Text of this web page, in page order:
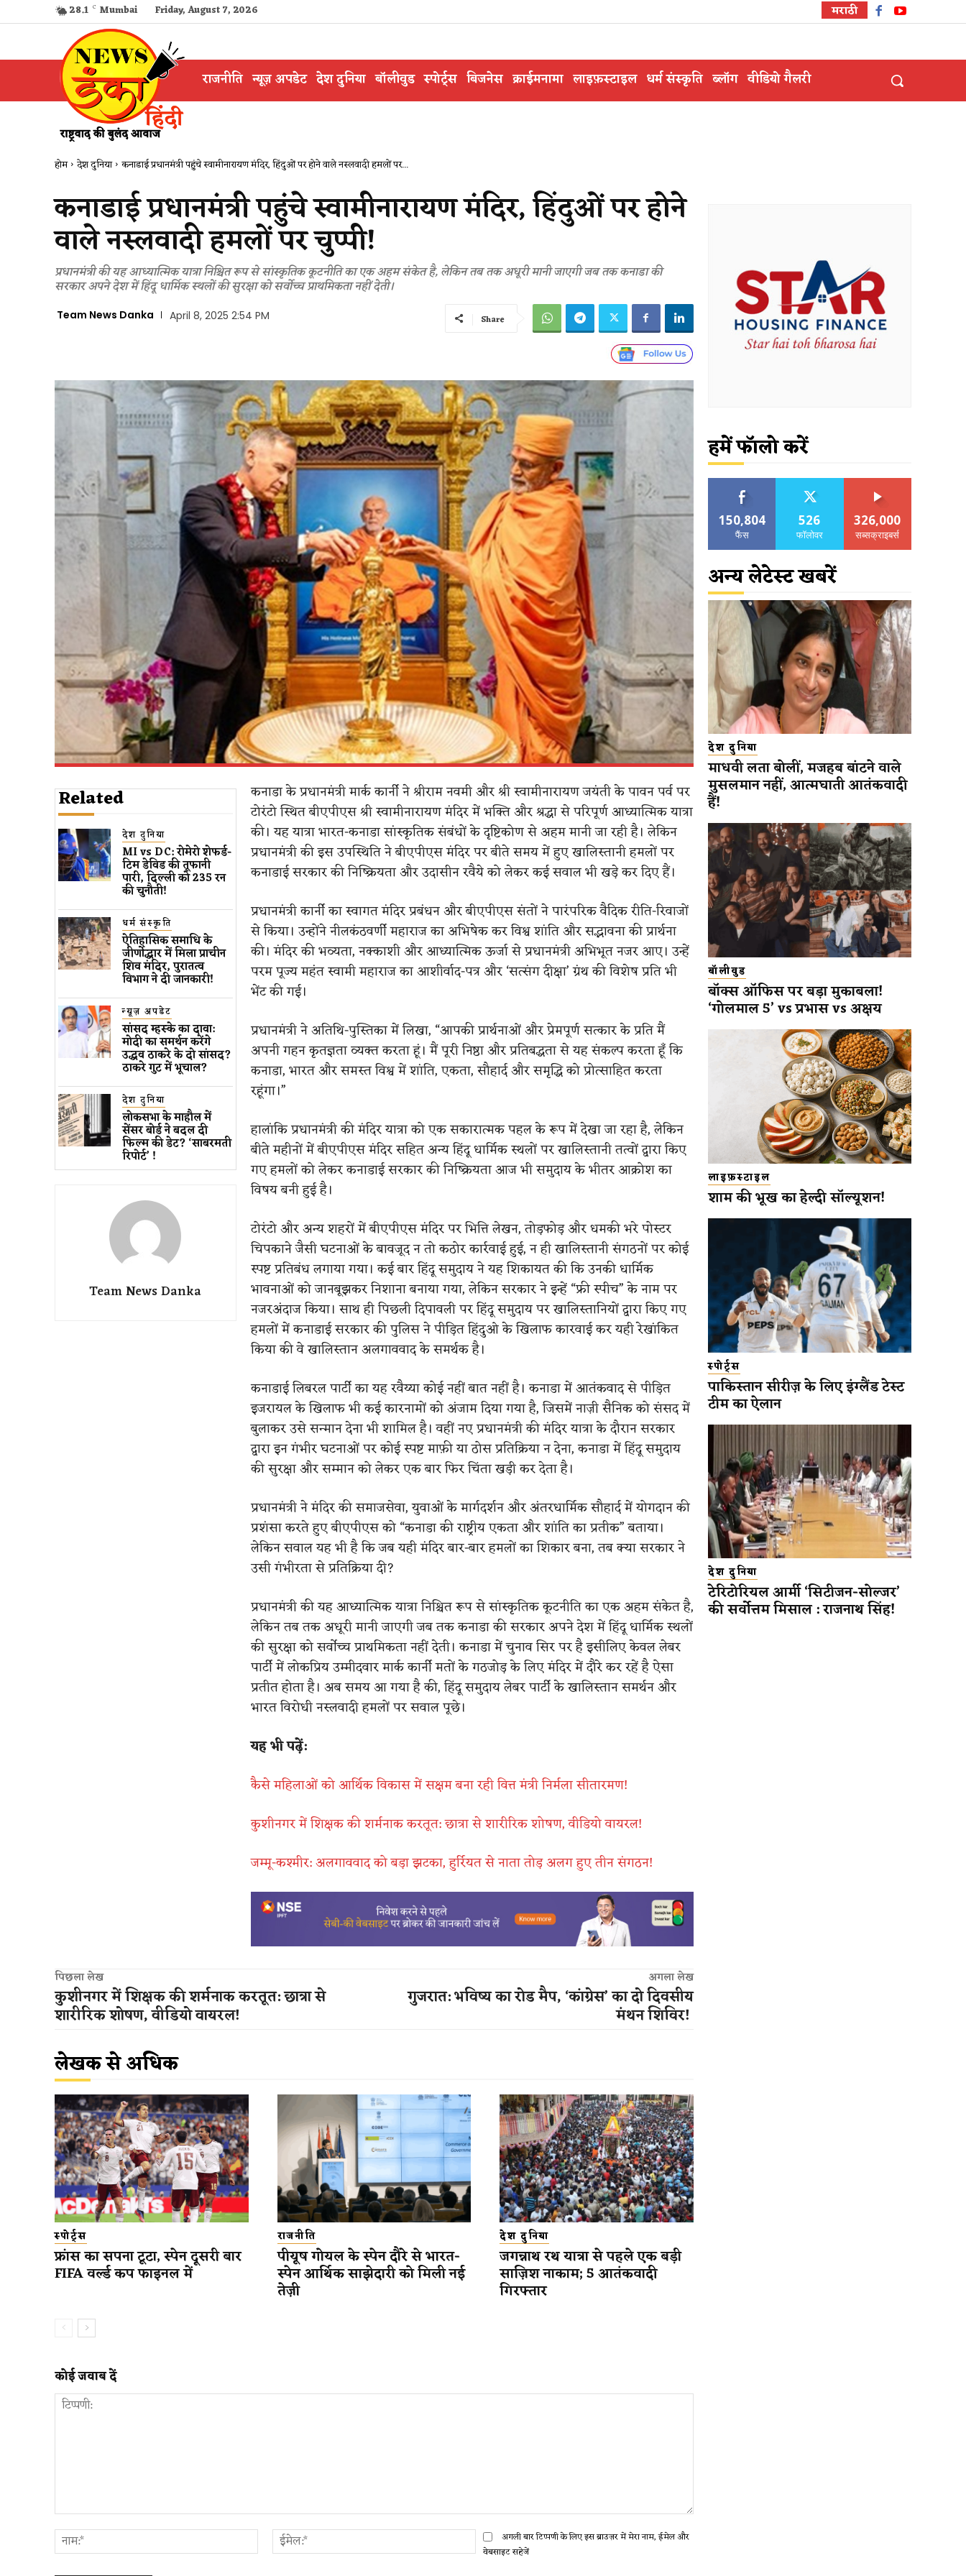
28.1 C Mumbai Friday, August 7, 2026 मराठी
राजनीति न्यूज़ अपडेट देश दुनिया बॉलीवुड स्पोर्ट्स बिजनेस क्राईमनामा लाइफ़स्टाइल धर्म संस्कृति ब्लॉग वीडियो गैलरी
होम देश दुनिया कनाडाई प्रधानमंत्री पहुंचे स्वामीनारायण मंदिर, हिंदुओं पर होने वाले नस्लवादी हमलों पर...
कनाडाई प्रधानमंत्री पहुंचे स्वामीनारायण मंदिर, हिंदुओं पर होने
वाले नस्लवादी हमलों पर चुप्पी!
प्रधानमंत्री की यह आध्यात्मिक यात्रा निश्चित रूप से सांस्कृतिक कूटनीति का एक अहम संकेत है, लेकिन तब तक अधूरी मानी जाएगी जब तक कनाडा की
सरकार अपने देश में हिंदू धार्मिक स्थलों की सुरक्षा को सर्वोच्च प्राथमिकता नहीं देती।
Team News Danka April 8, 2025 2:54 PM Share
Related
देश दुनिया
MI vs DC: रोमेरो शेफर्ड-
टिम डेविड की तूफानी
पारी, दिल्ली को 235 रन
की चुनौती!
धर्म संस्कृति
ऐतिहासिक समाधि के
जीर्णोद्धार में मिला प्राचीन
शिव मंदिर, पुरातत्व
विभाग ने दी जानकारी!
न्यूज़ अपडेट
सांसद म्हस्के का दावा:
मोदी का समर्थन करेंगे
उद्धव ठाकरे के दो सांसद?
ठाकरे गुट में भूचाल?
देश दुनिया
लोकसभा के माहौल में
सेंसर बोर्ड ने बदल दी
फिल्म की डेट? ‘साबरमती
रिपोर्ट’ !
Team News Danka
कनाडा के प्रधानमंत्री मार्क कार्नी ने श्रीराम नवमी और श्री स्वामीनारायण जयंती के पावन पर्व पर
टोरंटो स्थित बीएपीएस श्री स्वामीनारायण मंदिर में भक्ति और श्रद्धा से परिपूर्ण आध्यात्मिक यात्रा
की। यह यात्रा भारत-कनाडा सांस्कृतिक संबंधों के दृष्टिकोण से अहम मानी जा रही है। लेकिन
प्रधानमंत्री की इस उपस्थिति ने बीएपीएस मंदिर पर बीते समय में हुए खालिस्तानी हमलों पर
कनाडाई सरकार की निष्क्रियता और उदासीन रवैये को लेकर कई सवाल भी खड़े कर दिए हैं।
प्रधानमंत्री कार्नी का स्वागत मंदिर प्रबंधन और बीएपीएस संतों ने पारंपरिक वैदिक रीति-रिवाजों
से किया। उन्होंने नीलकंठवर्णी महाराज का अभिषेक कर विश्व शांति और सद्भावना की प्रार्थना
की। मंदिर की भव्यता, नक्काशी और आध्यात्मिक ऊर्जा से प्रधानमंत्री अभिभूत नजर आए। उन्हें
परम पूज्य महंत स्वामी महाराज का आशीर्वाद-पत्र और ‘सत्संग दीक्षा’ ग्रंथ की विशेष प्रति भी
भेंट की गई।
प्रधानमंत्री ने अतिथि-पुस्तिका में लिखा, “आपकी प्रार्थनाओं और प्रेमपूर्ण सत्कार के प्रति मैं
अपनी गहन कृतज्ञता व्यक्त करता हूं। मैं पूरी निष्ठा और प्रतिबद्धता से यह संकल्प करता हूँ कि
कनाडा, भारत और समस्त विश्व में शांति, एकता, सौहार्द और समृद्धि को प्रोत्साहित करता
रहूंगा।”
हालांकि प्रधानमंत्री की मंदिर यात्रा को एक सकारात्मक पहल के रूप में देखा जा रहा है, लेकिन
बीते महीनों में बीएपीएस मंदिर सहित अन्य हिंदू धार्मिक स्थलों पर खालिस्तानी तत्वों द्वारा किए
गए हमलों को लेकर कनाडाई सरकार की निष्क्रियता आज भी समुदाय के भीतर आक्रोश का
विषय बनी हुई है।
टोरंटो और अन्य शहरों में बीएपीएस मंदिर पर भित्ति लेखन, तोड़फोड़ और धमकी भरे पोस्टर
चिपकाने जैसी घटनाओं के बावजूद न तो कठोर कार्रवाई हुई, न ही खालिस्तानी संगठनों पर कोई
स्पष्ट प्रतिबंध लगाया गया। कई बार हिंदू समुदाय ने यह शिकायत की कि उनकी धार्मिक
भावनाओं को जानबूझकर निशाना बनाया गया, लेकिन सरकार ने इन्हें “फ्री स्पीच” के नाम पर
नजरअंदाज किया। साथ ही पिछली दिपावली पर हिंदू समुदाय पर खालिस्तानियों द्वारा किए गए
हमलों में कनाडाई सरकार की पुलिस ने पीड़ित हिंदुओ के खिलाफ कारवाई कर यही रेखांकित
किया की वे खालिस्तान अलगाववाद के समर्थक है।
कनाडाई लिबरल पार्टी का यह रवैय्या कोई नहीं बात नहीं है। कनाडा में आतंकवाद से पीड़ित
इजरायल के खिलाफ भी कई कारनामों को अंजाम दिया गया है, जिसमें नाज़ी सैनिक को संसद में
बुलाकर उसे सन्मान देना भी शामिल है। वहीं नए प्रधानमंत्री की मंदिर यात्रा के दौरान सरकार
द्वारा इन गंभीर घटनाओं पर कोई स्पष्ट माफ़ी या ठोस प्रतिक्रिया न देना, कनाडा में हिंदू समुदाय
की सुरक्षा और सम्मान को लेकर एक बार फिर चिंता खड़ी कर देता है।
प्रधानमंत्री ने मंदिर की समाजसेवा, युवाओं के मार्गदर्शन और अंतरधार्मिक सौहार्द में योगदान की
प्रशंसा करते हुए बीएपीएस को “कनाडा की राष्ट्रीय एकता और शांति का प्रतीक” बताया।
लेकिन सवाल यह भी है कि जब यही मंदिर बार-बार हमलों का शिकार बना, तब क्या सरकार ने
उसी गंभीरता से प्रतिक्रिया दी?
प्रधानमंत्री की यह आध्यात्मिक यात्रा निश्चित रूप से सांस्कृतिक कूटनीति का एक अहम संकेत है,
लेकिन तब तक अधूरी मानी जाएगी जब तक कनाडा की सरकार अपने देश में हिंदू धार्मिक स्थलों
की सुरक्षा को सर्वोच्च प्राथमिकता नहीं देती। कनाडा में चुनाव सिर पर है इसीलिए केवल लेबर
पार्टी में लोकप्रिय उम्मीदवार मार्क कार्नी मतों के गठजोड़ के लिए मंदिर में दौरे कर रहें है ऐसा
प्रतीत होता है। अब समय आ गया है की, हिंदू समुदाय लेबर पार्टी के खालिस्तान समर्थन और
भारत विरोधी नस्लवादी हमलों पर सवाल पूछे।
यह भी पढ़ें:
कैसे महिलाओं को आर्थिक विकास में सक्षम बना रही वित्त मंत्री निर्मला सीतारमण!
कुशीनगर में शिक्षक की शर्मनाक करतूत: छात्रा से शारीरिक शोषण, वीडियो वायरल!
जम्मू-कश्मीर: अलगाववाद को बड़ा झटका, हुर्रियत से नाता तोड़ अलग हुए तीन संगठन!
पिछला लेख
कुशीनगर में शिक्षक की शर्मनाक करतूत: छात्रा से
शारीरिक शोषण, वीडियो वायरल!
अगला लेख
गुजरात: भविष्य का रोड मैप, ‘कांग्रेस’ का दो दिवसीय
मंथन शिविर!
लेखक से अधिक
स्पोर्ट्स
फ्रांस का सपना टूटा, स्पेन दूसरी बार
FIFA वर्ल्ड कप फाइनल में
राजनीति
पीयूष गोयल के स्पेन दौरे से भारत-
स्पेन आर्थिक साझेदारी को मिली नई
तेज़ी
देश दुनिया
जगन्नाथ रथ यात्रा से पहले एक बड़ी
साज़िश नाकाम; 5 आतंकवादी
गिरफ्तार
कोई जवाब दें
नाम:*
ईमेल:*अगली बार टिप्पणी के लिए इस ब्राउज़र में मेरा नाम, ईमेल और
वेबसाइट सहेजें
हमें फॉलो करें
150,804
फैंस
526
फॉलोवर
326,000
सब्सक्राइबर्स
अन्य लेटेस्ट खबरें
देश दुनिया
माधवी लता बोलीं, मजहब बांटने वाले
मुसलमान नहीं, आत्मघाती आतंकवादी
हैं!
बॉलीवुड
बॉक्स ऑफिस पर बड़ा मुकाबला!
‘गोलमाल 5’ vs प्रभास vs अक्षय
लाइफ़स्टाइल
शाम की भूख का हेल्दी सॉल्यूशन!
स्पोर्ट्स
पाकिस्तान सीरीज़ के लिए इंग्लैंड टेस्ट
टीम का ऐलान
देश दुनिया
टेरिटोरियल आर्मी ‘सिटीजन-सोल्जर’
की सर्वोत्तम मिसाल : राजनाथ सिंह!